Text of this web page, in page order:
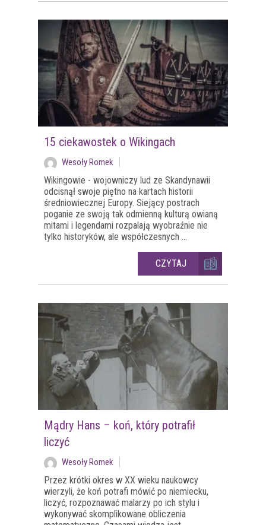
15 ciekawostek o Wikingach
Wesoły Romek
Wikingowie - wojowniczy lud ze Skandynawii
odcisnął swoje piętno na kartach historii
średniowiecznej Europy. Siejący postrach
poganie ze swoją tak odmienną kulturą owianą
mitami i legendami rozpalają wyobraźnie nie
tylko historyków, ale współczesnych ...
CZYTAJ
Mądry Hans – koń, który potrafił
liczyć
Wesoły Romek
Przez krótki okres w XX wieku naukowcy
wierzyli, że koń potrafi mówić po niemiecku,
liczyć, rozpoznawać malarzy po ich stylu i
wykonywać skomplikowane obliczenia